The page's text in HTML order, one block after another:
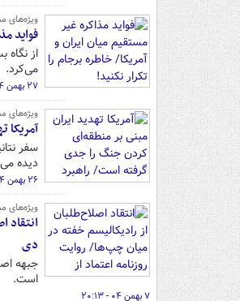
ویژه‌های
فواید
از
می‌کرد.
۲۷ بهمن ۰۴ - ۱۹:۴۵
ویژه‌های
سفر
دیده
۲۶ بهمن ۰۴ - ۲۲:۱۶
ویژه‌های
دی
جبهه
است.
۷ بهمن ۰۴ - ۲۰:۱۳